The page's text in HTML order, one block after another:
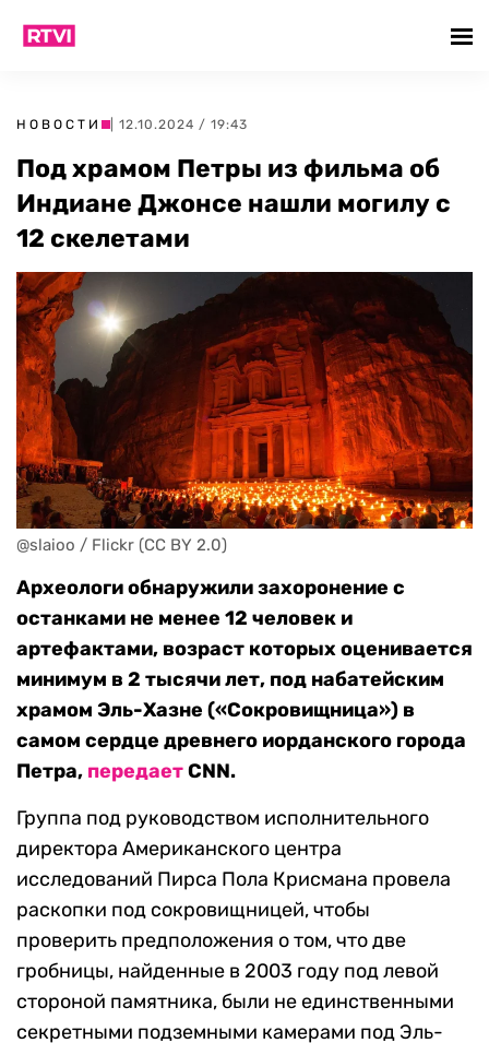
НОВОСТИ | 12.10.2024 / 19:43
Под храмом Петры из фильма об
Индиане Джонсе нашли могилу с
12 скелетами
@slaioo / Flickr (CC BY 2.0)
Археологи обнаружили захоронение с
останками не менее 12 человек и
артефактами, возраст которых оценивается
минимум в 2 тысячи лет, под набатейским
храмом Эль-Хазне («Сокровищница») в
самом сердце древнего иорданского города
Петра, передаетCNN.
Группа под руководством исполнительного
директора Американского центра
исследований Пирса Пола Крисмана провела
раскопки под сокровищницей, чтобы
проверить предположения о том, что две
гробницы, найденные в 2003 году под левой
стороной памятника, были не единственными
секретными подземными камерами под Эль-